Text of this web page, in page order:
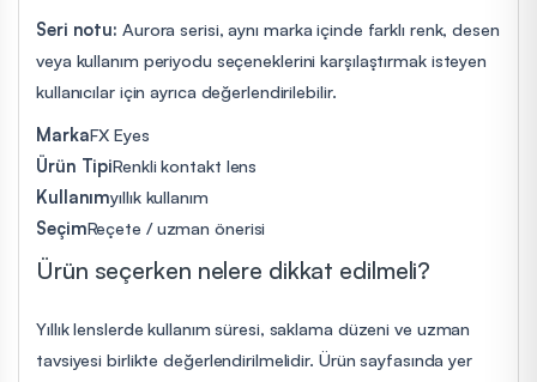
Seri notu: Aurora serisi, aynı marka içinde farklı renk, desen
veya kullanım periyodu seçeneklerini karşılaştırmak isteyen
kullanıcılar için ayrıca değerlendirilebilir.
MarkaFX Eyes
Ürün TipiRenkli kontakt lens
Kullanımyıllık kullanım
SeçimReçete / uzman önerisi
Ürün seçerken nelere dikkat edilmeli?
Yıllık lenslerde kullanım süresi, saklama düzeni ve uzman
tavsiyesi birlikte değerlendirilmelidir. Ürün sayfasında yer